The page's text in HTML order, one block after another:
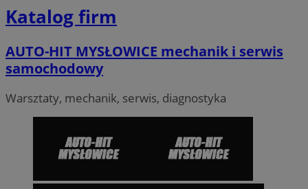
Katalog firm
AUTO-HIT MYSŁOWICE mechanik i serwis
samochodowy
Warsztaty, mechanik, serwis, diagnostyka